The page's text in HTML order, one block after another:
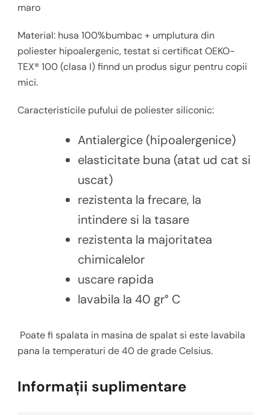
maro
Material: husa 100%bumbac + umplutura din
poliester hipoalergenic, testat si certificat OEKO-
TEX® 100 (clasa I) finnd un produs sigur pentru copii
mici.
Caracteristicile pufului de poliester siliconic:
Antialergice (hipoalergenice)
elasticitate buna (atat ud cat si
uscat)
rezistenta la frecare, la
intindere si la tasare
rezistenta la majoritatea
chimicalelor
uscare rapida
lavabila la 40 gr° C
Poate fi spalata in masina de spalat si este lavabila
pana la temperaturi de 40 de grade Celsius.
Informații suplimentare